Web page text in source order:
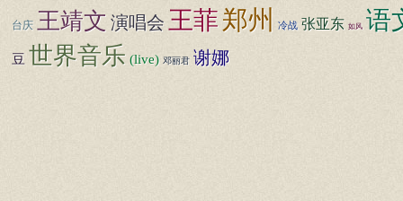
台庆 王靖文 演唱会王菲郑州 冷战 张亚东 如风 语
豆 世界音乐 (live) 邓丽君 谢娜